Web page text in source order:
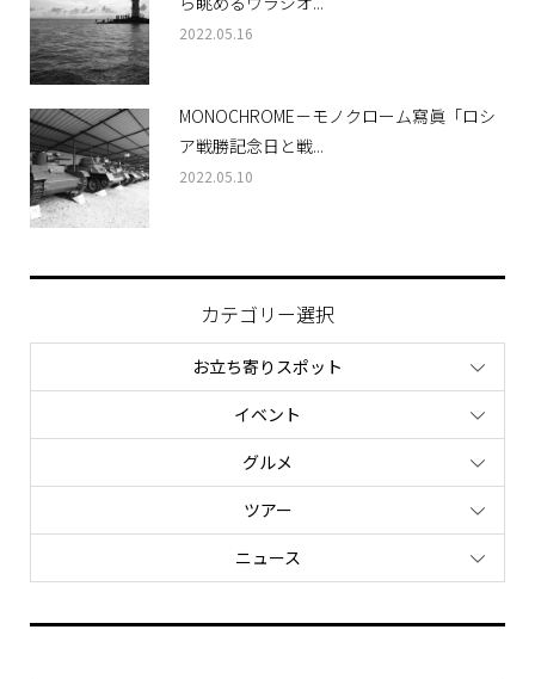
2022.05.16
MONOCHROME－モノクローム寫眞「ロシ
ア戦勝記念日と戦...
2022.05.10
カテゴリー選択
お立ち寄りスポット
イベント
グルメ
ツアー
ニュース